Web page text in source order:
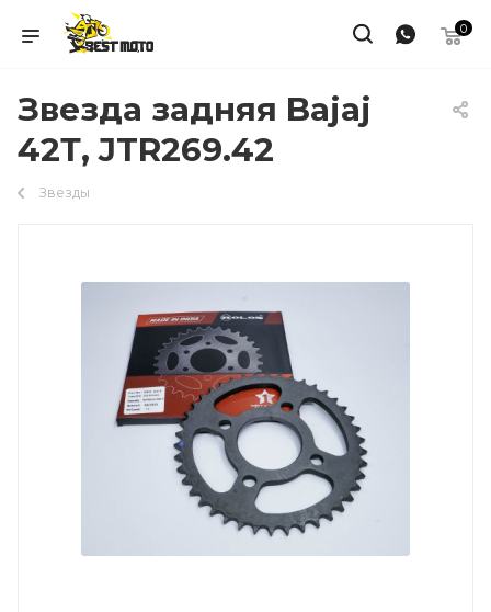
0
Звезда задняя Bajaj
42Т, JTR269.42
Звезды